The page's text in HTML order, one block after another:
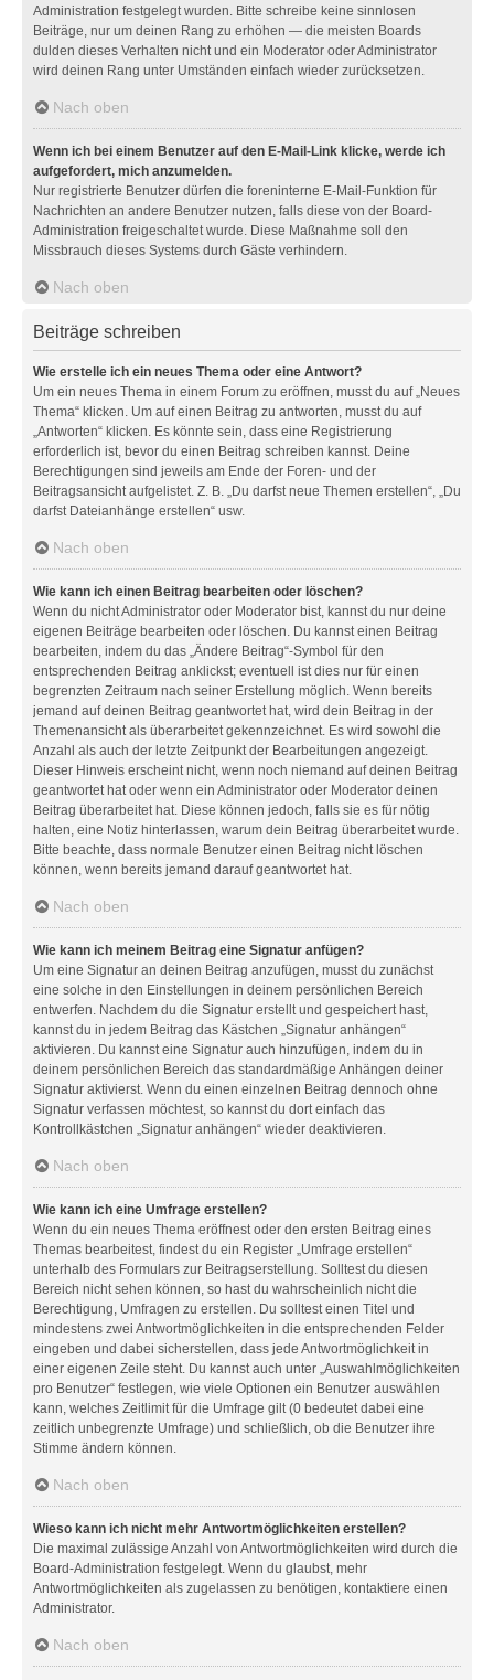
Administration festgelegt wurden. Bitte schreibe keine sinnlosen
Beiträge, nur um deinen Rang zu erhöhen — die meisten Boards
dulden dieses Verhalten nicht und ein Moderator oder Administrator
wird deinen Rang unter Umständen einfach wieder zurücksetzen.
Nach oben
Wenn ich bei einem Benutzer auf den E-Mail-Link klicke, werde ich
aufgefordert, mich anzumelden.
Nur registrierte Benutzer dürfen die foreninterne E-Mail-Funktion für
Nachrichten an andere Benutzer nutzen, falls diese von der Board-
Administration freigeschaltet wurde. Diese Maßnahme soll den
Missbrauch dieses Systems durch Gäste verhindern.
Nach oben
Beiträge schreiben
Wie erstelle ich ein neues Thema oder eine Antwort?
Um ein neues Thema in einem Forum zu eröffnen, musst du auf „Neues
Thema“ klicken. Um auf einen Beitrag zu antworten, musst du auf
„Antworten“ klicken. Es könnte sein, dass eine Registrierung
erforderlich ist, bevor du einen Beitrag schreiben kannst. Deine
Berechtigungen sind jeweils am Ende der Foren- und der
Beitragsansicht aufgelistet. Z. B. „Du darfst neue Themen erstellen“, „Du
darfst Dateianhänge erstellen“ usw.
Nach oben
Wie kann ich einen Beitrag bearbeiten oder löschen?
Wenn du nicht Administrator oder Moderator bist, kannst du nur deine
eigenen Beiträge bearbeiten oder löschen. Du kannst einen Beitrag
bearbeiten, indem du das „Ändere Beitrag“-Symbol für den
entsprechenden Beitrag anklickst; eventuell ist dies nur für einen
begrenzten Zeitraum nach seiner Erstellung möglich. Wenn bereits
jemand auf deinen Beitrag geantwortet hat, wird dein Beitrag in der
Themenansicht als überarbeitet gekennzeichnet. Es wird sowohl die
Anzahl als auch der letzte Zeitpunkt der Bearbeitungen angezeigt.
Dieser Hinweis erscheint nicht, wenn noch niemand auf deinen Beitrag
geantwortet hat oder wenn ein Administrator oder Moderator deinen
Beitrag überarbeitet hat. Diese können jedoch, falls sie es für nötig
halten, eine Notiz hinterlassen, warum dein Beitrag überarbeitet wurde.
Bitte beachte, dass normale Benutzer einen Beitrag nicht löschen
können, wenn bereits jemand darauf geantwortet hat.
Nach oben
Wie kann ich meinem Beitrag eine Signatur anfügen?
Um eine Signatur an deinen Beitrag anzufügen, musst du zunächst
eine solche in den Einstellungen in deinem persönlichen Bereich
entwerfen. Nachdem du die Signatur erstellt und gespeichert hast,
kannst du in jedem Beitrag das Kästchen „Signatur anhängen“
aktivieren. Du kannst eine Signatur auch hinzufügen, indem du in
deinem persönlichen Bereich das standardmäßige Anhängen deiner
Signatur aktivierst. Wenn du einen einzelnen Beitrag dennoch ohne
Signatur verfassen möchtest, so kannst du dort einfach das
Kontrollkästchen „Signatur anhängen“ wieder deaktivieren.
Nach oben
Wie kann ich eine Umfrage erstellen?
Wenn du ein neues Thema eröffnest oder den ersten Beitrag eines
Themas bearbeitest, findest du ein Register „Umfrage erstellen“
unterhalb des Formulars zur Beitragserstellung. Solltest du diesen
Bereich nicht sehen können, so hast du wahrscheinlich nicht die
Berechtigung, Umfragen zu erstellen. Du solltest einen Titel und
mindestens zwei Antwortmöglichkeiten in die entsprechenden Felder
eingeben und dabei sicherstellen, dass jede Antwortmöglichkeit in
einer eigenen Zeile steht. Du kannst auch unter „Auswahlmöglichkeiten
pro Benutzer“ festlegen, wie viele Optionen ein Benutzer auswählen
kann, welches Zeitlimit für die Umfrage gilt (0 bedeutet dabei eine
zeitlich unbegrenzte Umfrage) und schließlich, ob die Benutzer ihre
Stimme ändern können.
Nach oben
Wieso kann ich nicht mehr Antwortmöglichkeiten erstellen?
Die maximal zulässige Anzahl von Antwortmöglichkeiten wird durch die
Board-Administration festgelegt. Wenn du glaubst, mehr
Antwortmöglichkeiten als zugelassen zu benötigen, kontaktiere einen
Administrator.
Nach oben